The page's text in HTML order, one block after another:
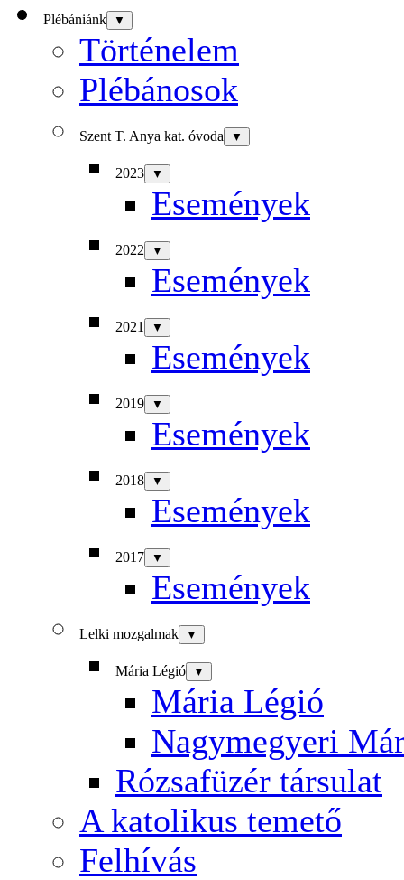
Plébániánk ▼
Történelem
Plébánosok
Szent T. Anya kat. óvoda ▼
2023 ▼
Események
2022 ▼
Események
2021 ▼
Események
2019 ▼
Események
2018 ▼
Események
2017 ▼
Események
Lelki mozgalmak ▼
Mária Légió ▼
Mária Légió
Nagymegyeri
Rózsafüzér társulat
A katolikus temető
Felhívás